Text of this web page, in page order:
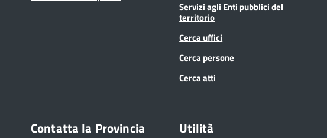
Servizi agli Enti pubblici del
territorio
Cerca uffici
Cerca persone
Cerca atti
Contatta la Provincia Utilità